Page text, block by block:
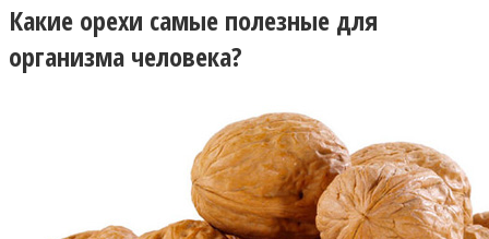
Какие орехи самые полезные для
организма человека?